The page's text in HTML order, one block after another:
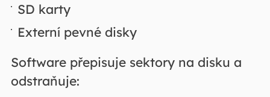
SD karty
Externí pevné disky
Software přepisuje sektory na disku a
odstraňuje: